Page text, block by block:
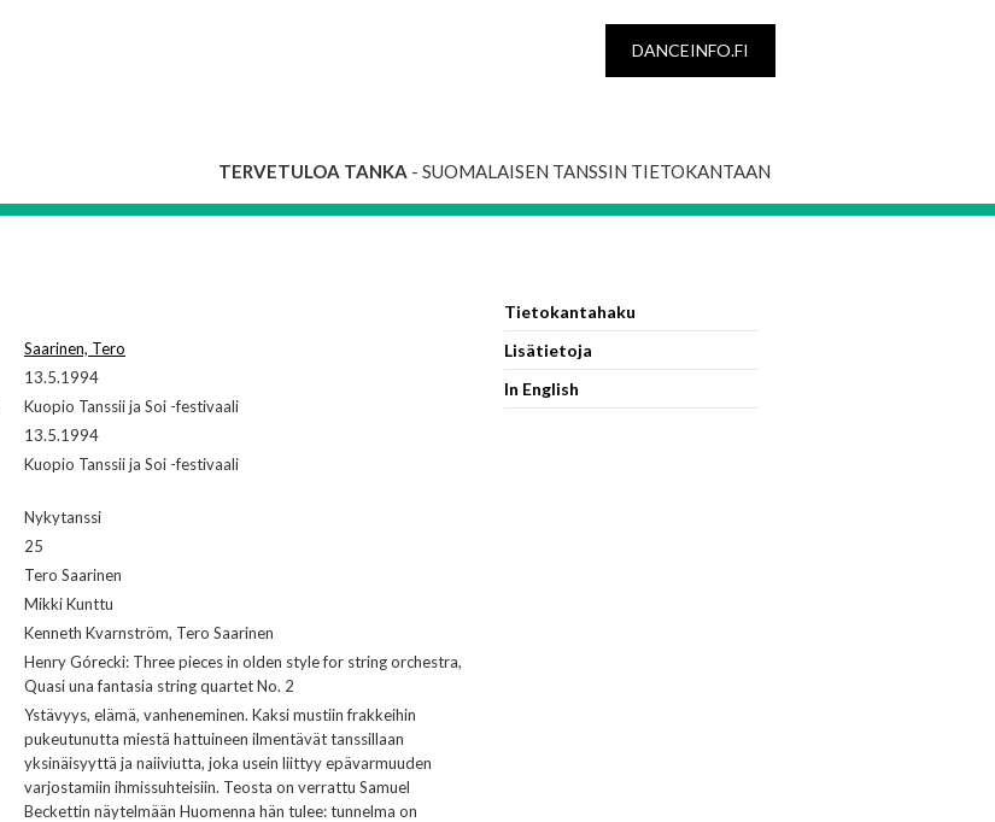
DANCEINFO.FI
TERVETULOA TANKA - SUOMALAISEN TANSSIN TIETOKANTAAN
Saarinen, Tero
13.5.1994
Kuopio Tanssii ja Soi -festivaali
13.5.1994
Kuopio Tanssii ja Soi -festivaali
Nykytanssi
25
Tero Saarinen
Mikki Kunttu
Kenneth Kvarnström, Tero Saarinen
Henry Górecki: Three pieces in olden style for string orchestra,
Quasi una fantasia string quartet No. 2
Ystävyys, elämä, vanheneminen. Kaksi mustiin frakkeihin
pukeutunutta miestä hattuineen ilmentävät tanssillaan
yksinäisyyttä ja naiiviutta, joka usein liittyy epävarmuuden
varjostamiin ihmissuhteisiin. Teosta on verrattu Samuel
Beckettin näytelmään Huomenna hän tulee: tunnelma on
Tietokantahaku
Lisätietoja
In English